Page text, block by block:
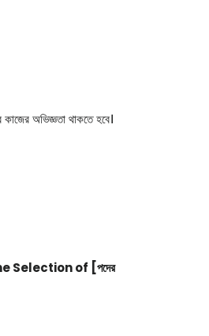
অভিজ্ঞতা থাকতে হবে।
Selection of [পদের